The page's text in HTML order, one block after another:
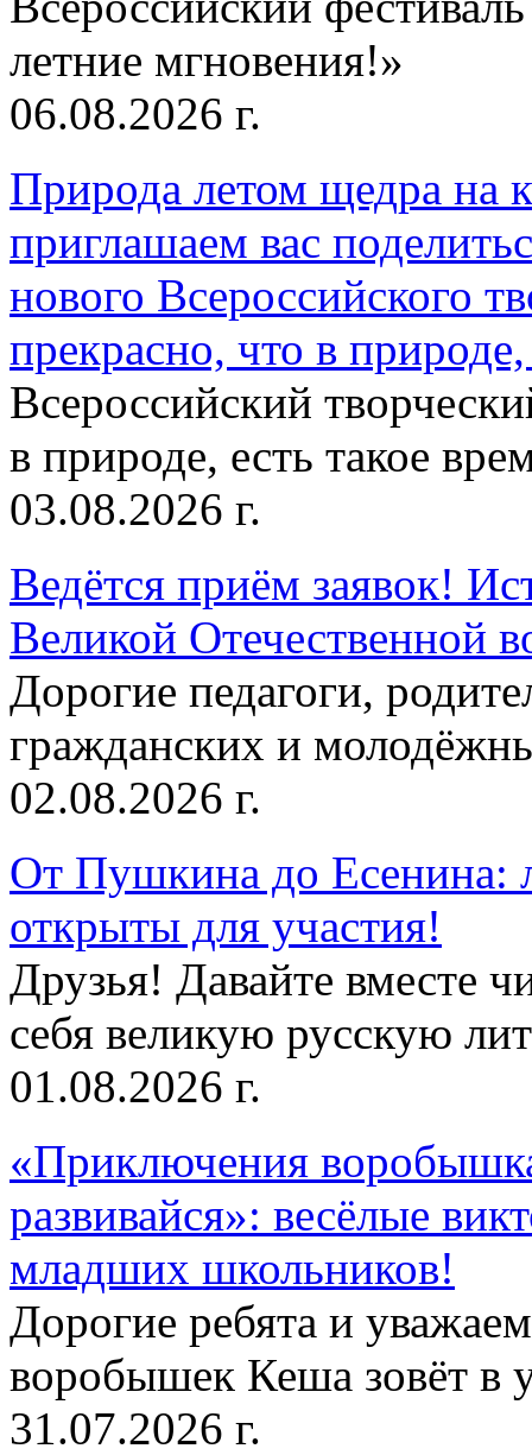
летние мгновения!»
06.08.2026 г.
Природа летом щедра на
приглашаем вас
нового Всероссийского
прекрасно, что в
Всероссийский
в природе, есть такое
03.08.2026 г.
Ведётся приём заявок!
Великой Отечественной
Дорогие педагоги,
гражданских и
02.08.2026 г.
От Пушкина до Есенина:
открыты для участия!
Друзья! Давайте вместе
себя великую русскую
01.08.2026 г.
«Приключения
развивайся»: весёлые
младших школьников!
Дорогие ребята и
воробышек Кеша зовёт в
31.07.2026 г.